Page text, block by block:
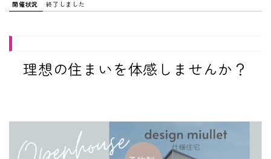
開催状況 終了しました
理想の住まいを体感しませんか？